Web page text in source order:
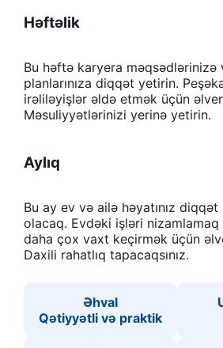
Həftəlik
Bu həftə karyera məqsədlərinizə
planlarınıza diqqət yetirin.
irəliləyişlər əldə etmək üçün
Məsuliyyətlərinizi yerinə yetirin.
Aylıq
Bu ay ev və ailə həyatınız
olacaq. Evdəki işləri nizamlamaq
daha çox vaxt keçirmək üçün
Daxili rahatlıq tapacaqsınız.
Əhval
Qətiyyətli və praktik